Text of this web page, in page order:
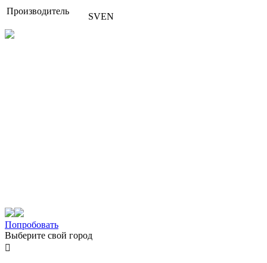
Производитель
SVEN
Попробовать
Выберите свой город
